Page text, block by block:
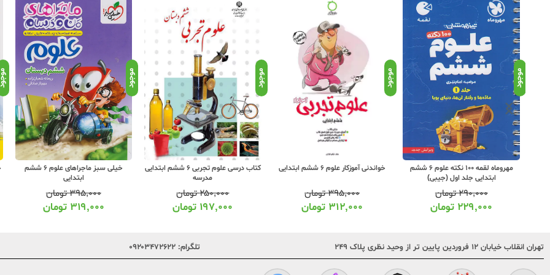
موجود
مهروماه لقمه 100 نکته علوم 6 ششم
ابتدایی جلد اول (جیبی)
۲۹۰,۰۰۰تومان
۲۲۹,۰۰۰ تومان
موجود
خواندنی آموزکار علوم 6 ششم ابتدایی
۳۹۵,۰۰۰تومان
۳۱۲,۰۰۰ تومان
موجود
کتاب درسی علوم تجربی 6 ششم ابتدایی
مدرسه
۲۵۰,۰۰۰تومان
۱۹۷,۰۰۰ تومان
موجود
خیلی سبز ماجراهای علوم 6 ششم
ابتدایی
۳۹۵,۰۰۰تومان
۳۱۹,۰۰۰ تومان
موجود
تهران انقلاب خیابان ۱۲ فروردین پایین تر از وحید نظری پلاک ۲۴۹ تلگرام: ۰۹۲۰۳۴۷۲۶۲۲